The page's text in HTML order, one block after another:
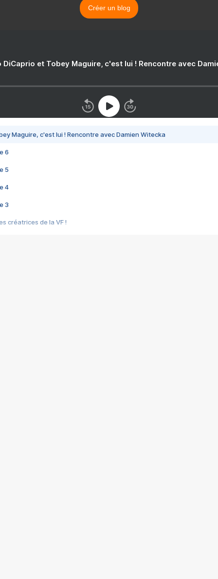
Créer un blog
DiCaprio et Tobey Maguire, c'est lui ! Rencontre avec
Maguire, c'est lui ! Rencontre avec Damien Witecka
6
5
4
3
créatrices de la VF !